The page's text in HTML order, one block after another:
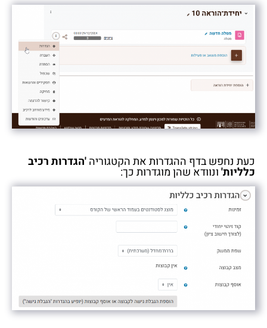
כעת נחפש בדף ההגדרות את הקטגוריה'הגדרות רכיב
כלליות'ונוודא שהן מוגדרות כך: